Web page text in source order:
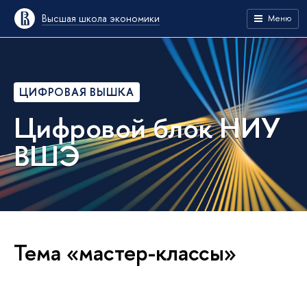
Высшая школа экономики Меню
ЦИФРОВАЯ ВЫШКА
Цифровой блок НИУ
ВШЭ
Тема «мастер-классы»